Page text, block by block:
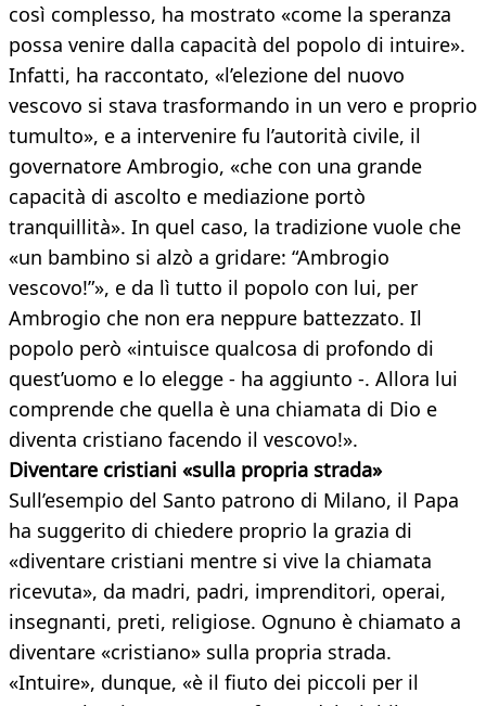
così complesso, ha mostrato «come la speranza
possa venire dalla capacità del popolo di intuire».
Infatti, ha raccontato, «l’elezione del nuovo
vescovo si stava trasformando in un vero e proprio
tumulto», e a intervenire fu l’autorità civile, il
governatore Ambrogio, «che con una grande
capacità di ascolto e mediazione portò
tranquillità». In quel caso, la tradizione vuole che
«un bambino si alzò a gridare: “Ambrogio
vescovo!”», e da lì tutto il popolo con lui, per
Ambrogio che non era neppure battezzato. Il
popolo però «intuisce qualcosa di profondo di
quest’uomo e lo elegge - ha aggiunto -. Allora lui
comprende che quella è una chiamata di Dio e
diventa cristiano facendo il vescovo!».
Diventare cristiani «sulla propria strada»
Sull’esempio del Santo patrono di Milano, il Papa
ha suggerito di chiedere proprio la grazia di
«diventare cristiani mentre si vive la chiamata
ricevuta», da madri, padri, imprenditori, operai,
insegnanti, preti, religiose. Ognuno è chiamato a
diventare «cristiano» sulla propria strada.
«Intuire», dunque, «è il fiuto dei piccoli per il